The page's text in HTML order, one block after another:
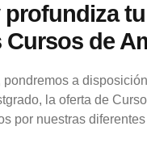
profundiza
Cursos de
pondremos a
la oferta de
por nuestras